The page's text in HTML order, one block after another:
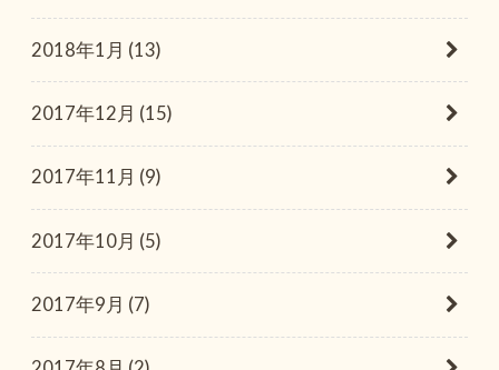
2018年1月 (13)
2017年12月 (15)
2017年11月 (9)
2017年10月 (5)
2017年9月 (7)